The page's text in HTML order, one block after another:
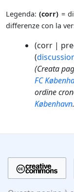
Legenda:(corr) =
differenze con la
corr
Creata
FC
ordine
København